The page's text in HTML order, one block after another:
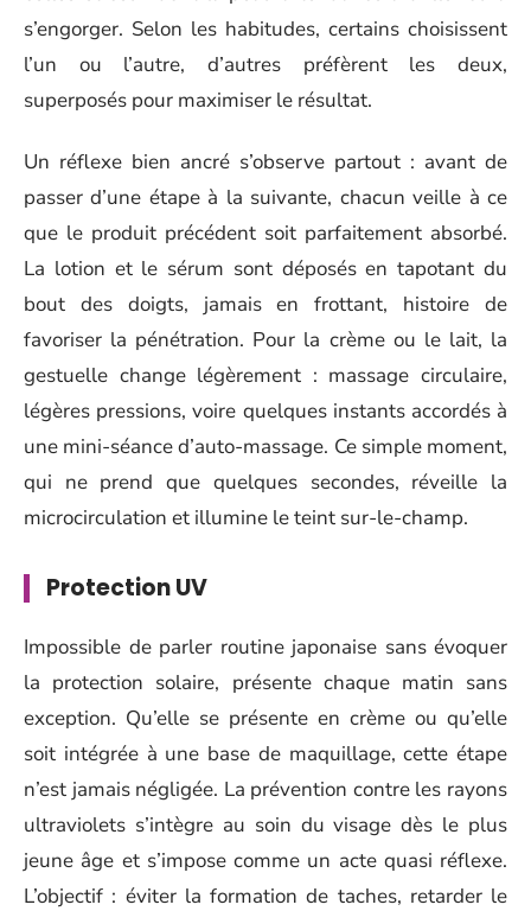
s’engorger. Selon les habitudes, certains choisissent
l’un ou l’autre, d’autres préfèrent les deux,
superposés pour maximiser le résultat.
Un réflexe bien ancré s’observe partout : avant de
passer d’une étape à la suivante, chacun veille à ce
que le produit précédent soit parfaitement absorbé.
La lotion et le sérum sont déposés en tapotant du
bout des doigts, jamais en frottant, histoire de
favoriser la pénétration. Pour la crème ou le lait, la
gestuelle change légèrement : massage circulaire,
légères pressions, voire quelques instants accordés à
une mini-séance d’auto-massage. Ce simple moment,
qui ne prend que quelques secondes, réveille la
microcirculation et illumine le teint sur-le-champ.
Protection UV
Impossible de parler routine japonaise sans évoquer
la protection solaire, présente chaque matin sans
exception. Qu’elle se présente en crème ou qu’elle
soit intégrée à une base de maquillage, cette étape
n’est jamais négligée. La prévention contre les rayons
ultraviolets s’intègre au soin du visage dès le plus
jeune âge et s’impose comme un acte quasi réflexe.
L’objectif : éviter la formation de taches, retarder le